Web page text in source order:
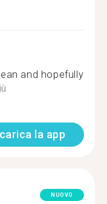
and hopefully
la app
NUOVO